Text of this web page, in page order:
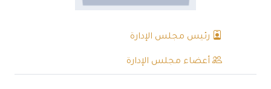
رئيس مجلس الإدارة
أعضاء مجلس الإدارة